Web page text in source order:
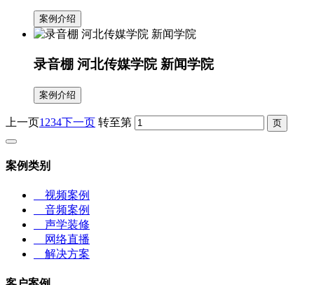
案例介绍
录音棚 河北传媒学院 新闻学院
案例介绍
上一页1 234下一页 转至第
案例类别
视频案例
音频案例
声学装修
网络直播
解决方案